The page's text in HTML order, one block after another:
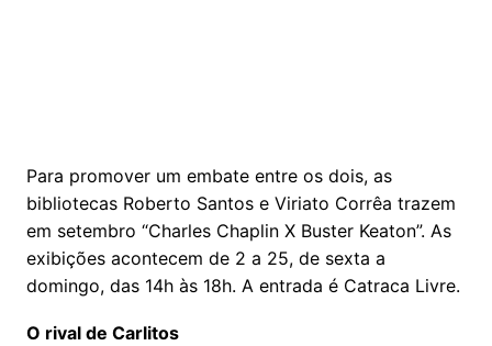
Para promover um embate entre os dois, as
bibliotecas Roberto Santos e Viriato Corrêa trazem
em setembro “Charles Chaplin X Buster Keaton”. As
exibições acontecem de 2 a 25, de sexta a
domingo, das 14h às 18h. A entrada é Catraca Livre.
O rival de Carlitos